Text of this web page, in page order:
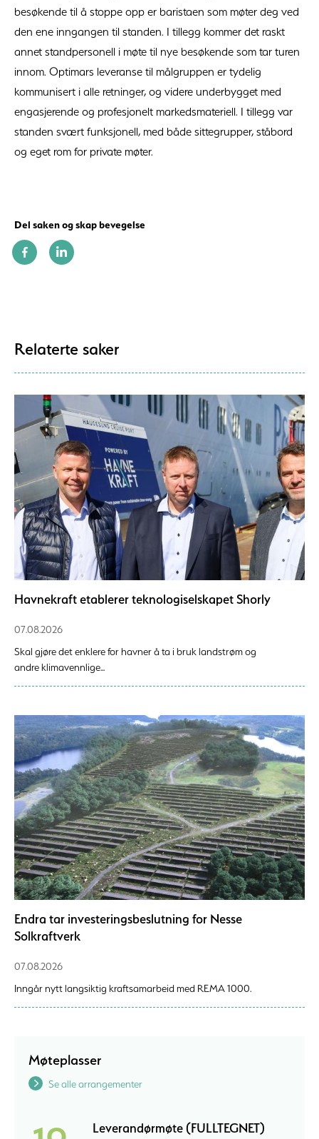
besøkende til å stoppe opp er baristaen som møter deg ved
den ene inngangen til standen. I tillegg kommer det raskt
annet standpersonell i møte til nye besøkende som tar turen
innom. Optimars leveranse til målgruppen er tydelig
kommunisert i alle retninger, og videre underbygget med
engasjerende og profesjonelt markedsmateriell. I tillegg var
standen svært funksjonell, med både sittegrupper, ståbord
og eget rom for private møter.
Del saken og skap bevegelse
Relaterte saker
Havnekraft etablerer teknologiselskapet Shorly
07.08.2026
Skal gjøre det enklere for havner å ta i bruk landstrøm og
andre klimavennlige...
Endra tar investeringsbeslutning for Nesse
Solkraftverk
07.08.2026
Inngår nytt langsiktig kraftsamarbeid med REMA 1000.
Møteplasser
Se alle arrangementer
Leverandørmøte (FULLTEGNET)